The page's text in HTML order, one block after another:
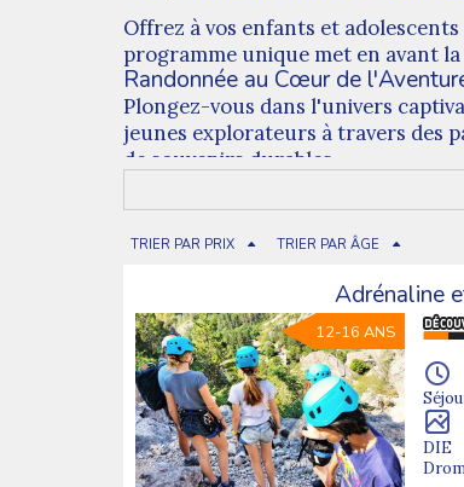
Offrez à vos enfants et
programme unique met en avant
Randonnée au Cœur de
Plongez-vous dans l'univers
jeunes explorateurs à travers des
de souvenirs durables.
de développer des compétences
Inscrivez Vos Enfants Dès
Créez des souvenirs
randonnée. Offrez-leur
toute une vie. Les places sont
Tel activité n'est pas votre tasse
TRIER PAR PRIX TRIER PAR ÂGE
Adrénaline
12-16 ANS
DIE